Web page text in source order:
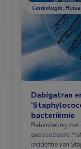
Cardiologie,
Dabigatran
bacteriëmie
Behandeling
geassocieerd
incidentie van